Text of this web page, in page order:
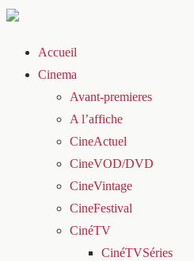
Accueil
Cinema
Avant-premieres
A l’affiche
CineActuel
CineVOD/DVD
CineVintage
CineFestival
CinéTV
CinéTVSéries